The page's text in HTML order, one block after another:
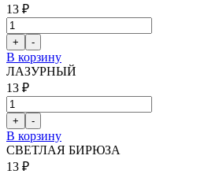
13 ₽
В корзину
ЛАЗУРНЫЙ
13 ₽
В корзину
СВЕТЛАЯ БИРЮЗА
13 ₽